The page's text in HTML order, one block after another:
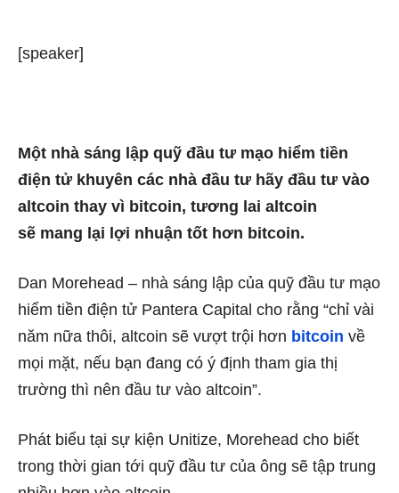
[speaker]
Một nhà sáng lập quỹ đầu tư mạo hiểm tiền
điện tử khuyên các nhà đầu tư hãy đầu tư vào
altcoin thay vì bitcoin, tương lai altcoin
sẽ mang lại lợi nhuận tốt hơn bitcoin.
Dan Morehead – nhà sáng lập của quỹ đầu tư mạo
hiểm tiền điện tử Pantera Capital cho rằng “chỉ vài
năm nữa thôi, altcoin sẽ vượt trội hơn bitcoin về
mọi mặt, nếu bạn đang có ý định tham gia thị
trường thì nên đầu tư vào altcoin”.
Phát biểu tại sự kiện Unitize, Morehead cho biết
trong thời gian tới quỹ đầu tư của ông sẽ tập trung